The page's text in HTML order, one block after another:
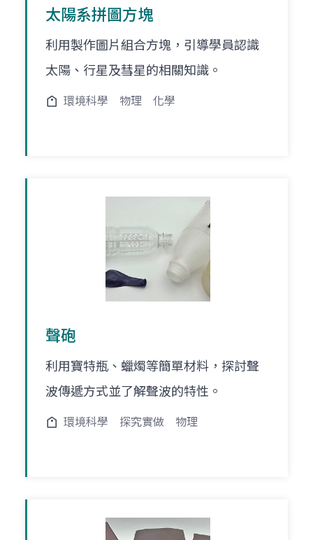
太陽系拼圖方塊
利用製作圖片組合方塊，引導學員認識
太陽、行星及彗星的相關知識。
環境科學 物理 化學
聲砲
利用寶特瓶、蠟燭等簡單材料，探討聲
波傳遞方式並了解聲波的特性。
環境科學 探究實做 物理